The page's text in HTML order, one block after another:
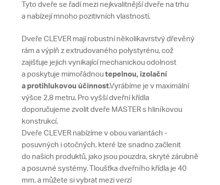
Tyto dveře se řadí mezi nejkvalitnější dveře na trhu
a nabízejí mnoho pozitivních vlastností.
Dveře CLEVER mají robustní několikavrstvý dřevěný
rám a výplň z extrudovaného polystyrénu, což
zajišťuje jejich vynikající mechanickou odolnost
a poskytuje mimořádnou tepelnou, izolační
a protihlukovou účinnost.Vyrábíme je v maximální
výšce 2,8 metru. Pro vyšší dveřní křídla
doporučujeme zvolit dveře MASTER s hliníkovou
konstrukcí.
Dveře CLEVER nabízíme v obou variantách -
posuvných i otočných, které lze snadno začlenit
do našich produktů, jako jsou pouzdra, skryté zárubně
a posuvné systémy. Tloušťka dveřního křídla je 40
mm, a můžete si vybrat mezi verzí